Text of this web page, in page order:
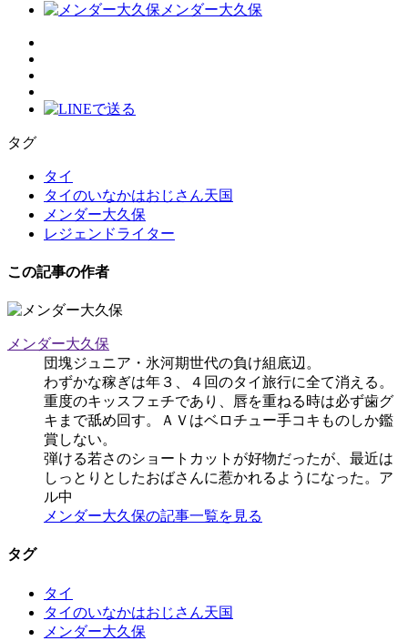
メンダー大久保
タグ
タイ
タイのいなかはおじさん天国
メンダー大久保
レジェンドライター
この記事の作者
メンダー大久保
団塊ジュニア・氷河期世代の負け組底辺。
わずかな稼ぎは年３、４回のタイ旅行に全て消える。
重度のキッスフェチであり、唇を重ねる時は必ず歯グ
キまで舐め回す。ＡＶはベロチュー手コキものしか鑑
賞しない。
弾ける若さのショートカットが好物だったが、最近は
しっとりとしたおばさんに惹かれるようになった。ア
ル中
メンダー大久保の記事一覧を見る
タグ
タイ
タイのいなかはおじさん天国
メンダー大久保